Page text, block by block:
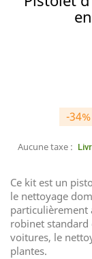
-34%
Aucune taxe :
Ce kit est un
le nettoyage
particulièrement
robinet standard
voitures, le
plantes.